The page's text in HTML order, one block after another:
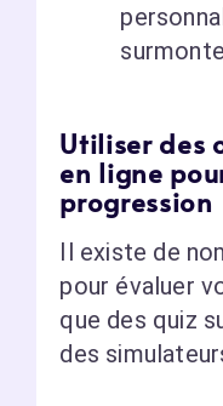
Utiliser des
en ligne
progression
Il existe de
pour évaluer
que des quiz
des